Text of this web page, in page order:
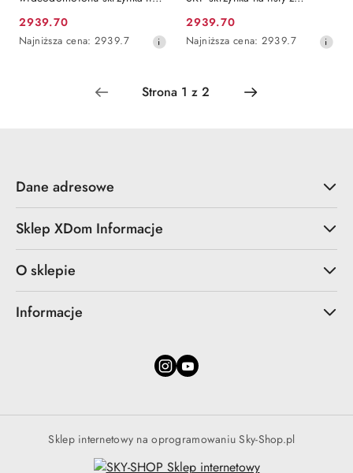
SK+M1021W
Cena
promocyjna:
2939.70
Najniższa
Najniższa cena: 2939.7
czytnikiem kart, M1021W
Monitor 7'' wideodomofonu
Cena
promocyjna:
2939.70
Najniższa
dni
Najniższa cena: 2939.7
Dane adresowe
Sklep XDom Informacje
O sklepie
Informacje
Sklep internetowy na oprogramowaniu Sky-Shop.pl